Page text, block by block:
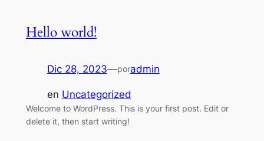
Hello world!
Dic 28, 2023—poradmin
en Uncategorized
Welcome to WordPress. This is your first post. Edit or
delete it, then start writing!